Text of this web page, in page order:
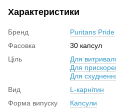
Характеристики
Бренд
Puritans Pride
Фасовка
30 капсул
Ціль
Для
Для
Для
Вид
L-карнітин
Форма випуску
Капсули